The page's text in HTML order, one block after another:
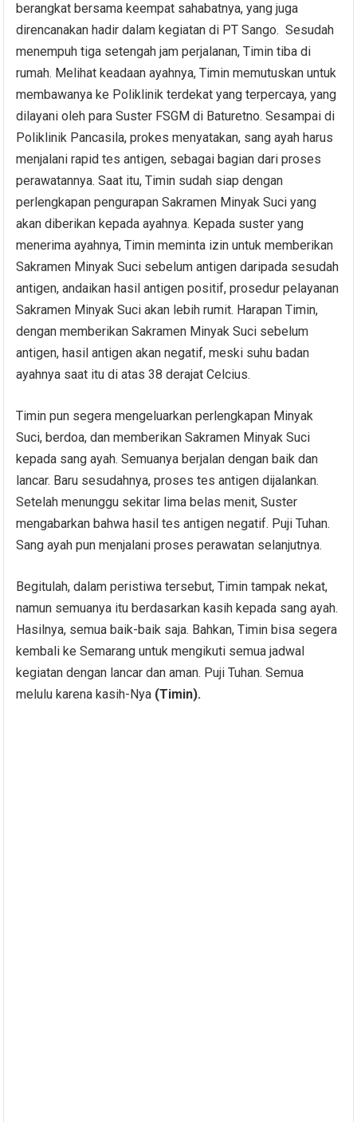
berangkat bersama keempat sahabatnya, yang juga
direncanakan hadir dalam kegiatan di PT Sango. Sesudah
menempuh tiga setengah jam perjalanan, Timin tiba di
rumah. Melihat keadaan ayahnya, Timin memutuskan untuk
membawanya ke Poliklinik terdekat yang terpercaya, yang
dilayani oleh para Suster FSGM di Baturetno. Sesampai di
Poliklinik Pancasila, prokes menyatakan, sang ayah harus
menjalani rapid tes antigen, sebagai bagian dari proses
perawatannya. Saat itu, Timin sudah siap dengan
perlengkapan pengurapan Sakramen Minyak Suci yang
akan diberikan kepada ayahnya. Kepada suster yang
menerima ayahnya, Timin meminta izin untuk memberikan
Sakramen Minyak Suci sebelum antigen daripada sesudah
antigen, andaikan hasil antigen positif, prosedur pelayanan
Sakramen Minyak Suci akan lebih rumit. Harapan Timin,
dengan memberikan Sakramen Minyak Suci sebelum
antigen, hasil antigen akan negatif, meski suhu badan
ayahnya saat itu di atas 38 derajat Celcius.
Timin pun segera mengeluarkan perlengkapan Minyak
Suci, berdoa, dan memberikan Sakramen Minyak Suci
kepada sang ayah. Semuanya berjalan dengan baik dan
lancar. Baru sesudahnya, proses tes antigen dijalankan.
Setelah menunggu sekitar lima belas menit, Suster
mengabarkan bahwa hasil tes antigen negatif. Puji Tuhan.
Sang ayah pun menjalani proses perawatan selanjutnya.
Begitulah, dalam peristiwa tersebut, Timin tampak nekat,
namun semuanya itu berdasarkan kasih kepada sang ayah.
Hasilnya, semua baik-baik saja. Bahkan, Timin bisa segera
kembali ke Semarang untuk mengikuti semua jadwal
kegiatan dengan lancar dan aman. Puji Tuhan. Semua
melulu karena kasih-Nya (Timin).